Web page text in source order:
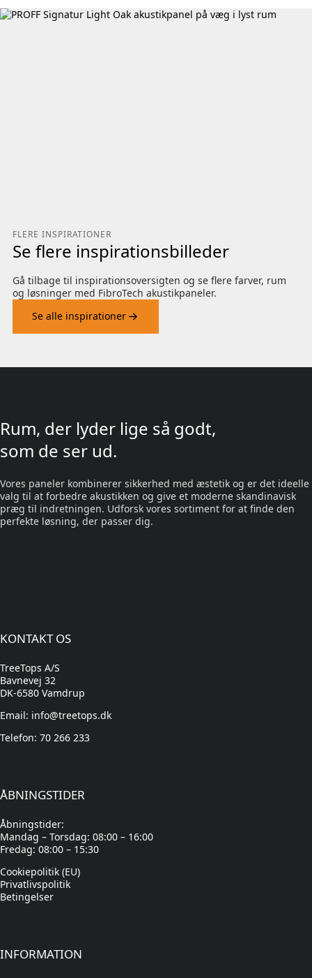
FLERE INSPIRATIONER
Se flere inspirationsbilleder
Gå tilbage til inspirationsoversigten og se flere farver, rum
og løsninger med FibroTech akustikpaneler.
Se alle inspirationer
Rum, der lyder lige så godt,
som de ser ud.
Vores paneler kombinerer sikkerhed med æstetik og er det ideelle
valg til at forbedre akustikken og give et moderne skandinavisk
præg til indretningen. Udforsk vores sortiment for at finde den
perfekte løsning, der passer dig.
KONTAKT OS
TreeTops A/S
Bavnevej 32
DK-6580 Vamdrup
Email: info@treetops.dk
Telefon: 70 266 233
ÅBNINGSTIDER
Åbningstider:
Mandag – Torsdag: 08:00 – 16:00
Fredag: 08:00 – 15:30
Cookiepolitik (EU)
Privatlivspolitik
Betingelser
INFORMATION